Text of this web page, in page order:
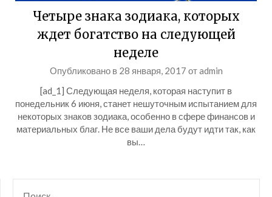
Четыре знака зодиака, которых
ждет богатство на следующей
неделе
Опубликовано в 28 января, 2017 отadmin
[ad_1] Следующая неделя, которая наступит в
понедельник 6 июня, станет нешуточным испытанием для
некоторых знаков зодиака, особенно в сфере финансов и
материальных благ. Не все ваши дела будут идти так, как
вы…